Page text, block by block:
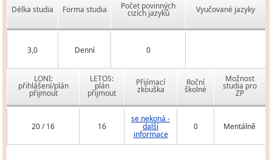
Délka studia Forma studia Počet povinných
cizích jazyků Vyučované jazyky
3,0 Denní 0
LONI:
přihlášení/plán
přijmout
LETOS:
plán
přijmout
Přijímací
zkouška
Roční
školné
Možnost
studia pro
ZP
20 / 16 16
se nekoná -
další
informace
0 Mentálně